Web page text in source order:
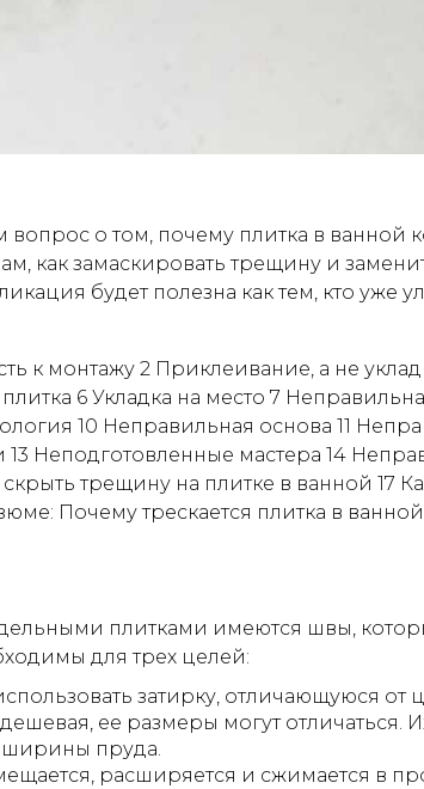
вопрос о том, почему плитка в ванной
как замаскировать трещину и
будет полезна как тем, кто уже
к монтажу 2 Приклеивание, а не
6 Укладка на место 7
10 Неправильная основа 11
Неподготовленные мастера 14
трещину на плитке в ванной 17
Почему трескается плитка в ванной
плитками имеются швы,
для трех целей:
затирку, отличающуюся от
ее размеры могут отличаться.
ширины пруда.
расширяется и сжимается в